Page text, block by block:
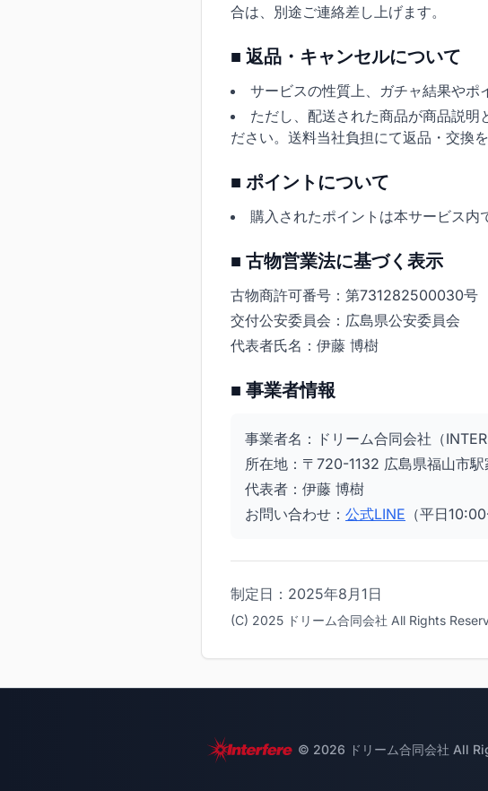
合は、別途ご連絡差し上げます。
■ 返品・キャンセルについて
サービスの性質上、ガチャ結果やポ
ただし、配送された商品が商品説明
ださい。送料当社負担にて返品・交換を
■ ポイントについて
購入されたポイントは本サービス内
■ 古物営業法に基づく表示
古物商許可番号：第731282500030号
交付公安委員会：広島県公安委員会
代表者氏名：伊藤 博樹
■ 事業者情報
事業者名：ドリーム合同会社（
所在地：〒720-1132 広島県福山市
代表者：伊藤 博樹
お問い合わせ： 公式LINE （平日
制定日：2025年8月1日
(C) 2025 ドリーム合同会社 All Rights
© 2026 ドリーム合同会社 All